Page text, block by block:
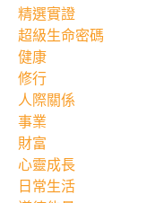
精選實證
超級生命密碼
健康
修行
人際關係
事業
財富
心靈成長
日常生活